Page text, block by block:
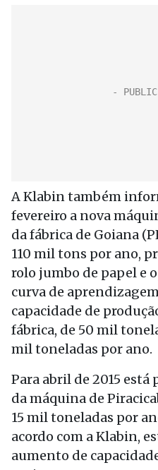
A Klabin também
fevereiro a nova
da fábrica de Goiana
110 mil tons por ano,
rolo jumbo de papel e
curva de
capacidade de
fábrica, de 50 mil
mil toneladas por ano.
Para abril de 2015
da máquina de
15 mil toneladas por
acordo com a Klabin,
aumento de